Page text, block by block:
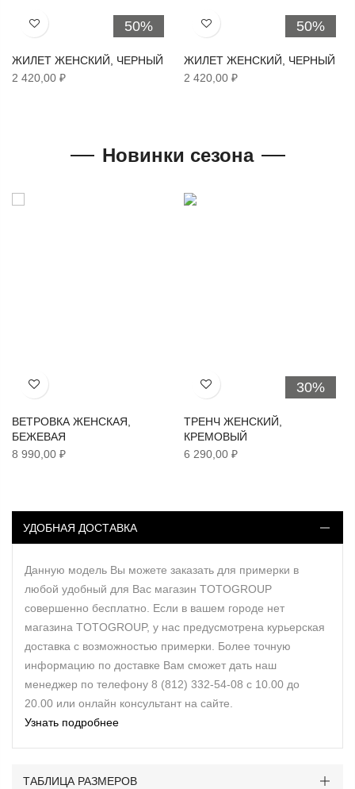
50%
Хочу!
ЖИЛЕТ ЖЕНСКИЙ, ЧЕРНЫЙ
2 420,00 ₽
50%
Хочу!
ЖИЛЕТ ЖЕНСКИЙ, ЧЕРНЫЙ
2 420,00 ₽
Новинки сезона
Хочу!
ВЕТРОВКА ЖЕНСКАЯ,
БЕЖЕВАЯ
8 990,00 ₽
30%
Хочу!
ТРЕНЧ ЖЕНСКИЙ,
КРЕМОВЫЙ
6 290,00 ₽
УДОБНАЯ ДОСТАВКА
Данную модель Вы можете заказать для примерки в
любой удобный для Вас магазин TOTOGROUP
совершенно бесплатно. Если в вашем городе нет
магазина TOTOGROUP, у нас предусмотрена курьерская
доставка с возможностью примерки. Более точную
информацию по доставке Вам сможет дать наш
менеджер по телефону 8 (812) 332-54-08 с 10.00 до
20.00 или онлайн консультант на сайте.
Узнать подробнее
ТАБЛИЦА РАЗМЕРОВ